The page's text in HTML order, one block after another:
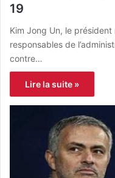
19
Kim Jong Un, le
responsables de
contre…
Lire la suite »